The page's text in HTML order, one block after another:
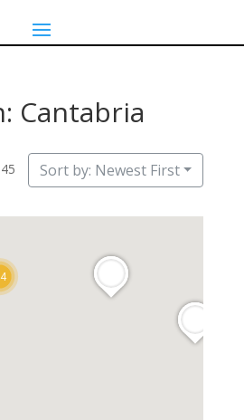
Cantabria
Sort by: Newest First